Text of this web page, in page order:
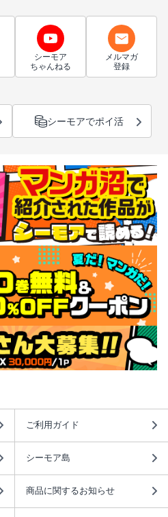
シーモア
ちゃんねる
メルマガ
登録
シーモアでポイ活
ご利用ガイド
シーモア島
商品に関するお知らせ